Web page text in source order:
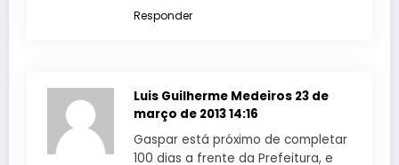
Responder
Luis Guilherme Medeiros 23 de
março de 2013 14:16
Gaspar está próximo de completar
100 dias a frente da Prefeitura, e